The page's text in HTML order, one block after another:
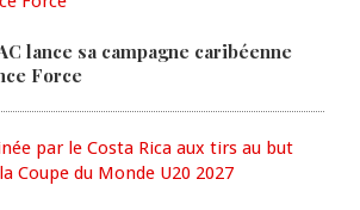
lance sa campagne caribéenne
Force